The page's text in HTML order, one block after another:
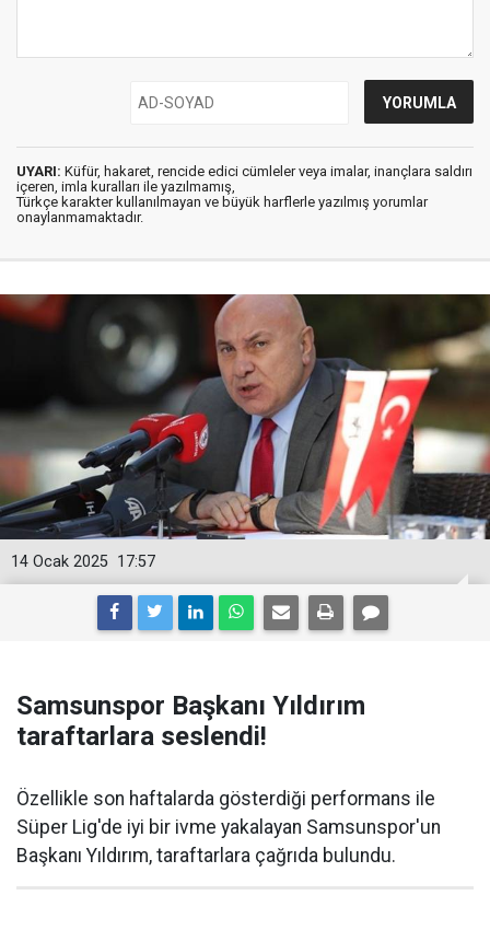
UYARI: Küfür, hakaret, rencide edici cümleler veya imalar, inançlara saldırı
içeren, imla kuralları ile yazılmamış,
Türkçe karakter kullanılmayan ve büyük harflerle yazılmış yorumlar
onaylanmamaktadır.
17:57
14 Ocak 2025
Samsunspor Başkanı Yıldırım
taraftarlara seslendi!
Özellikle son haftalarda gösterdiği performans ile
Süper Lig'de iyi bir ivme yakalayan Samsunspor'un
Başkanı Yıldırım, taraftarlara çağrıda bulundu.